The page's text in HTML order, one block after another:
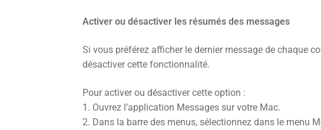
Activer ou désactiver les résumés des messages
Si vous préférez afficher le dernier message de chaque
désactiver cette fonctionnalité.
Pour activer ou désactiver cette option :
1. Ouvrez l’application Messages sur votre Mac.
2. Dans la barre des menus, sélectionnez dans le menu